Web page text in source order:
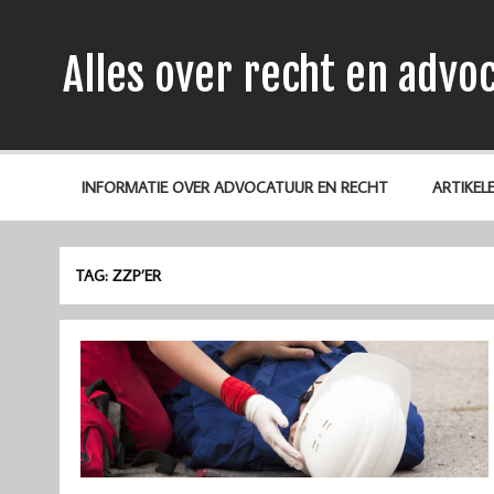
Alles over recht en
INFORMATIE OVER ADVOCATUUR EN RECHT
TAG:ZZP’ER